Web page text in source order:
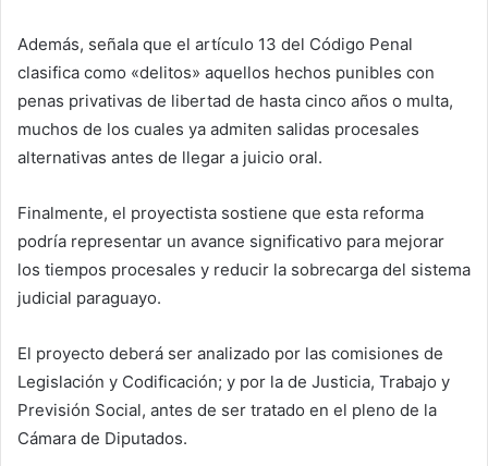
Además, señala que el artículo 13 del Código Penal
clasifica como «delitos» aquellos hechos punibles con
penas privativas de libertad de hasta cinco años o multa,
muchos de los cuales ya admiten salidas procesales
alternativas antes de llegar a juicio oral.
Finalmente, el proyectista sostiene que esta reforma
podría representar un avance significativo para mejorar
los tiempos procesales y reducir la sobrecarga del sistema
judicial paraguayo.
El proyecto deberá ser analizado por las comisiones de
Legislación y Codificación; y por la de Justicia, Trabajo y
Previsión Social, antes de ser tratado en el pleno de la
Cámara de Diputados.